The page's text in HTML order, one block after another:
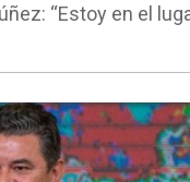
“Estoy en el